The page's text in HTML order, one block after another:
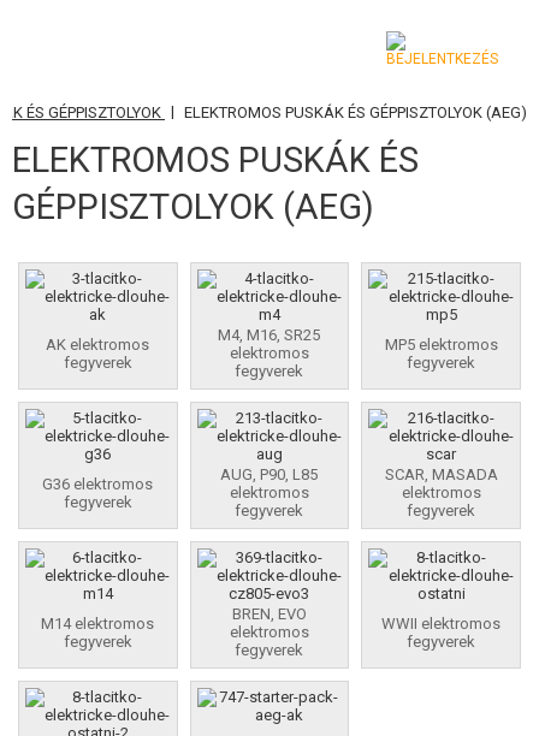
KATEGÓRIA
AIRSOFT FEGYVEREK
GRÁNÁTVETŐK, GRÁNÁTOK
LÖVEDÉK, GÁZ
AKKUMULÁTOROK, TÖLTŐK
TÁRAK
SZEMÜVEGEK, MASZKOK
FELSZERELÉS, EGYENRUHA, TOKOK
ÁLCÁZÁS, FESTÉK, SZALAG
RÁDIÓS, FEJHALLGATÓ, KAMERÁK
KIEGÉSZÍTŐK, HORDSZÍJAK
ÉS GÉPPISZTOLYOK | ELEKTROMOS PUSKÁK ÉS GÉPPISZTOLYOK (AEG)
ELEKTROMOS PUSKÁK ÉS
GÉPPISZTOLYOK (AEG)
AK elektromos
fegyverek
M4, M16, SR25
elektromos
fegyverek
MP5 elektromos
fegyverek
G36 elektromos
fegyverek
AUG, P90, L85
elektromos
fegyverek
SCAR, MASADA
elektromos
fegyverek
M14 elektromos
fegyverek
BREN, EVO
elektromos
fegyverek
WWII elektromos
fegyverek